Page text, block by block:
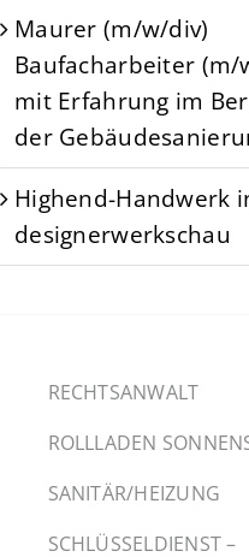
Maurer (m/w/div)
Baufacharbeiter (m/
mit Erfahrung im
der
Highend-Handwerk
designerwerkschau
RECHTSANWALT
ROLLLADEN
SANITÄR/HEIZUNG
SCHLÜSSELDIENST –